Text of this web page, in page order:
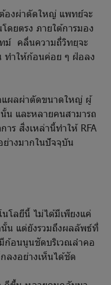
องผ่าตัดใหญ่ แพทย์จะ
ดยตรง ภายใต้การมอง
ทม์ คลื่นความถี่วิทยุจะ
ทำให้ก้อนค่อย ๆ ฝ่อลง
แผลผ่าตัดขนาดใหญ่ ผู้
น และหลายคนสามารถ
ร สิ่งเหล่านี้ทำให้ RFA
ย่างมากในปัจจุบัน
โลยีนี้ ไม่ได้มีเพียงแค่
นั้น แต่ยังรวมถึงผลลัพธ์ที่
ก้อนนูนชัดบริเวณลำคอ
ลงอย่างเห็นได้ชัด